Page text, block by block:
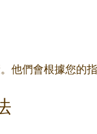
他們會根據您的